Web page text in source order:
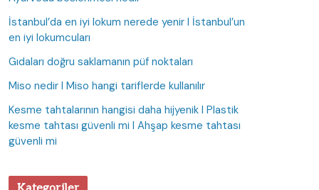
İstanbul’da en iyi lokum nerede yenir I İstanbul’un
en iyi lokumcuları
Gıdaları doğru saklamanın püf noktaları
Miso nedir I Miso hangi tariflerde kullanılır
Kesme tahtalarının hangisi daha hijyenik I Plastik
kesme tahtası güvenli mi I Ahşap kesme tahtası
güvenli mi